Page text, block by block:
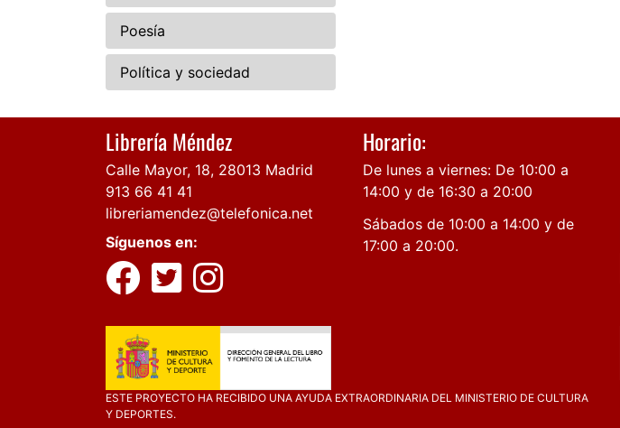
Poesía
Política y sociedad
Librería Méndez
Calle Mayor, 18, 28013 Madrid
913 66 41 41
libreriamendez@telefonica.net
Síguenos en:
Horario:
De lunes a viernes: De 10:00 a
14:00 y de 16:30 a 20:00
Sábados de 10:00 a 14:00 y de
17:00 a 20:00.
ESTE PROYECTO HA RECIBIDO UNA AYUDA EXTRAORDINARIA DEL MINISTERIO DE CULTURA
Y DEPORTES.